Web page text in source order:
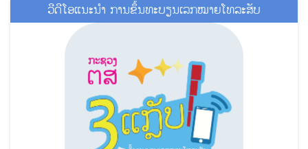
ວີດີໂອແນະນໍາ ການຂຶ້ນທະບຽນເລກໝາຍໂທລະສັບ